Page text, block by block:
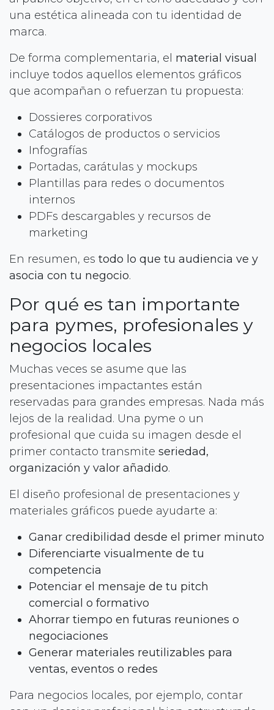
una estética alineada con tu identidad de
marca.
De forma complementaria, el material visual
incluye todos aquellos elementos gráficos
que acompañan o refuerzan tu propuesta:
Dossieres corporativos
Catálogos de productos o servicios
Infografías
Portadas, carátulas y mockups
Plantillas para redes o documentos
internos
PDFs descargables y recursos de
marketing
En resumen, es todo lo que tu audiencia ve y
asocia con tu negocio.
Por qué es tan importante
para pymes, profesionales y
negocios locales
Muchas veces se asume que las
presentaciones impactantes están
reservadas para grandes empresas. Nada más
lejos de la realidad. Una pyme o un
profesional que cuida su imagen desde el
primer contacto transmite seriedad,
organización y valor añadido.
El diseño profesional de presentaciones y
materiales gráficos puede ayudarte a:
Ganar credibilidad desde el primer minuto
Diferenciarte visualmente de tu
competencia
Potenciar el mensaje de tu pitch
comercial o formativo
Ahorrar tiempo en futuras reuniones o
negociaciones
Generar materiales reutilizables para
ventas, eventos o redes
Para negocios locales, por ejemplo, contar